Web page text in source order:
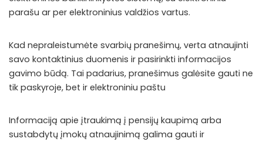
parašu ar per elektroninius valdžios vartus.
Kad nepraleistumėte svarbių pranešimų, verta atnaujinti
savo kontaktinius duomenis ir pasirinkti informacijos
gavimo būdą. Tai padarius, pranešimus galėsite gauti ne
tik paskyroje, bet ir elektroniniu paštu
Informaciją apie įtraukimą į pensijų kaupimą arba
sustabdytų įmokų atnaujinimą galima gauti ir